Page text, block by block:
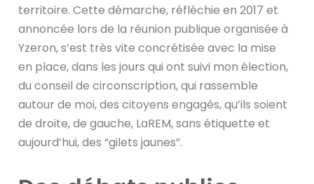
territoire. Cette démarche, réfléchie en 2017 et
annoncée lors de la réunion publique organisée à
Yzeron, s’est très vite concrétisée avec la mise
en place, dans les jours qui ont suivi mon élection,
du conseil de circonscription, qui rassemble
autour de moi, des citoyens engagés, qu’ils soient
de droite, de gauche, LaREM, sans étiquette et
aujourd’hui, des “gilets jaunes”.